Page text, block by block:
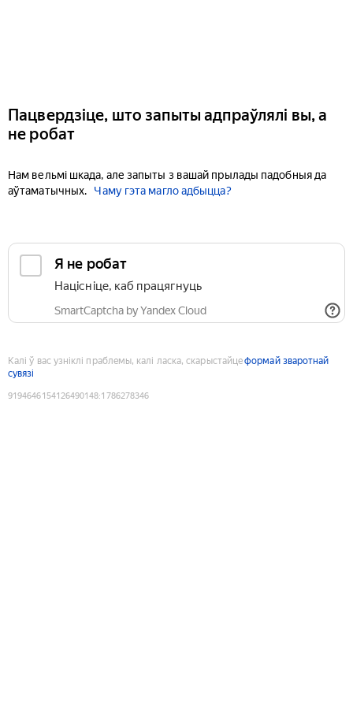
Пацвердзіце, што запыты адпраўлялі вы, а
не робат
Нам вельмі шкада, але запыты з вашай прылады падобныя да
аўтаматычных.
Чаму гэта магло адбыцца?
Я не робат
Націсніце, каб працягнуць
SmartCaptcha by Yandex Cloud
Калі ў вас узніклі праблемы, калі ласка, скарыстайцеформай зваротнай
сувязі
9194646154126490148:1786278346